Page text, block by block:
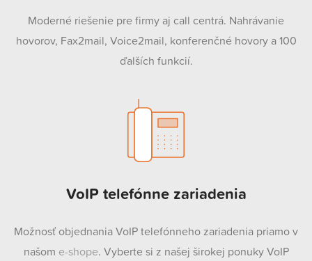
Moderné riešenie pre firmy aj call centrá. Nahrávanie
hovorov, Fax2mail, Voice2mail, konferenčné hovory a 100
ďalších funkcií.
VoIP telefónne zariadenia
Možnosť objednania VoIP telefónneho zariadenia priamo v
našom e-shope. Vyberte si z našej širokej ponuky VoIP